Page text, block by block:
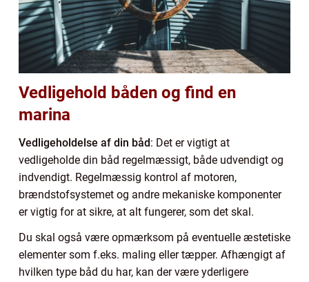
Vedligehold båden og find en
marina
Vedligeholdelse af din båd: Det er vigtigt at
vedligeholde din båd regelmæssigt, både udvendigt og
indvendigt. Regelmæssig kontrol af motoren,
brændstofsystemet og andre mekaniske komponenter
er vigtig for at sikre, at alt fungerer, som det skal.
Du skal også være opmærksom på eventuelle æstetiske
elementer som f.eks. maling eller tæpper. Afhængigt af
hvilken type båd du har, kan der være yderligere